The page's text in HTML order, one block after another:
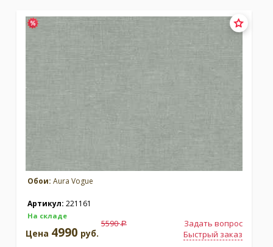
Обои: Aura Vogue
Артикул: 221161
На складе
Задать вопрос
Быстрый заказ
Цена 4990 руб.
5590a